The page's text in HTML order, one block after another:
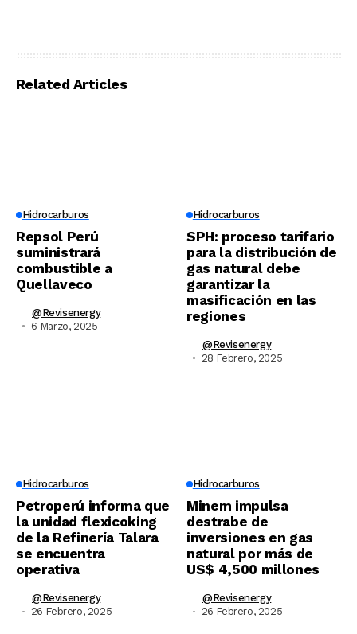
Related Articles
Hidrocarburos
Repsol Perú
suministrará
combustible a
Quellaveco
@revisenergy
6 Marzo, 2025
Hidrocarburos
SPH: proceso tarifario
para la distribución de
gas natural debe
garantizar la
masificación en las
regiones
@revisenergy
28 Febrero, 2025
Hidrocarburos
Petroperú informa que
la unidad flexicoking
de la Refinería Talara
se encuentra
operativa
@revisenergy
26 Febrero, 2025
Hidrocarburos
Minem impulsa
destrabe de
inversiones en gas
natural por más de
US$ 4,500 millones
@revisenergy
26 Febrero, 2025